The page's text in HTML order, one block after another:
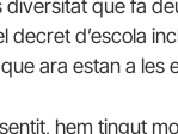
que fa
d’escola
ara estan a les
hem tingut